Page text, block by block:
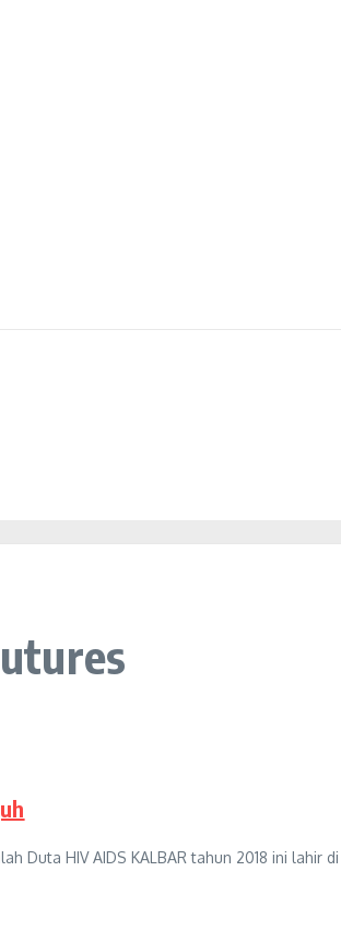
Duta HIV AIDS KALBAR tahun 2018 ini